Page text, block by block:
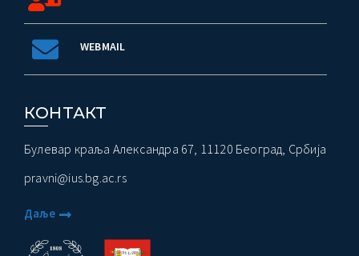
WEBMAIL
КОНТАКТ
Булевар краља Александра 67, 11120 Београд, Србија
pravni@ius.bg.ac.rs
Даље